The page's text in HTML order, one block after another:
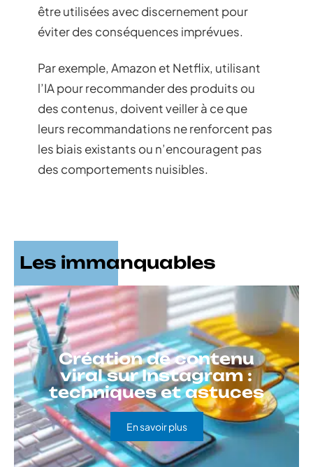
être utilisées avec discernement pour
éviter des conséquences imprévues.
Par exemple, Amazon et Netflix, utilisant
l’IA pour recommander des produits ou
des contenus, doivent veiller à ce que
leurs recommandations ne renforcent pas
les biais existants ou n’encouragent pas
des comportements nuisibles.
Les immanquables
Création de contenu
viral sur Instagram :
techniques et astuces
En savoir plus